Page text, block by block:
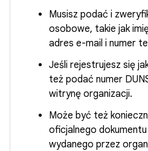
Musisz podać i
osobowe, takie jak
adres e-mail i numer
Jeśli rejestrujesz się
też podać numer
witrynę organizacji.
Może być też
oficjalnego
wydanego przez